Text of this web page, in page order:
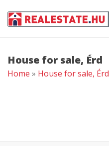
House for sale, Érd
Home » House for sale, Érd